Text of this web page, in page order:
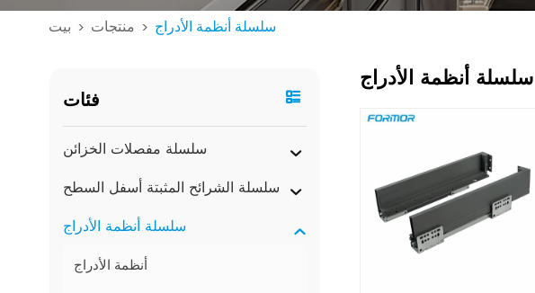
بيت > منتجات > سلسلة أنظمة الأدراج
فئات
سلسلة مفصلات الخزائن
سلسلة الشرائح المثبتة أسفل السطح
سلسلة أنظمة الأدراج
أنظمة الأدراج
سلسلة أنظمة الأدراج